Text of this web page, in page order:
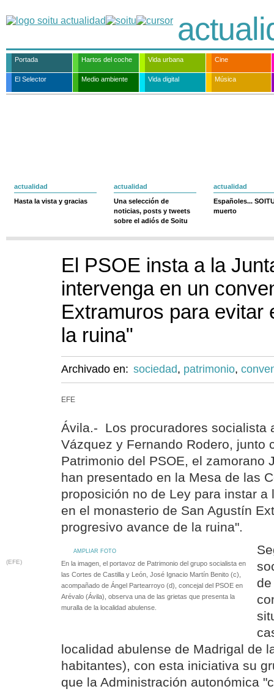
Portada Hartos del coche Vida urbana Cine
El Selector Medio ambiente Vida digital Música
actualidad
Hasta la vista y gracias
actualidad
Una selección de
noticias, posts y tweets
sobre el adiós de Soitu
actualidad
Españoles...
muerto
El PSOE insta a la
intervenga en un
Extramuros para evitar
la ruina"
Archivado en: sociedad, patrimonio,
EFE
Ávila.- Los procuradores socialista
Vázquez y Fernando Rodero, junto
Patrimonio del PSOE, el zamorano
han presentado en la Mesa de las
proposición no de Ley para instar a
en el monasterio de San Agustín
progresivo avance de la ruina".
AMPLIAR FOTO
(EFE)
En la imagen, el portavoz de Patrimonio del grupo socialista en
las Cortes de Castilla y León, José Ignacio Martín Benito (c),
acompañado de Ángel Partearroyo (d), concejal del PSOE en
Arévalo (Ávila), observa una de las grietas que presenta la
muralla de la localidad abulense.
localidad abulense de Madrigal de
habitantes), con esta iniciativa su
que la Administración autonómica